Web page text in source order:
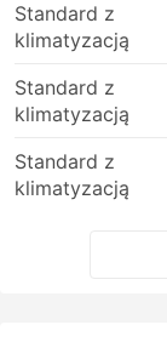
Standard z
klimatyzacją
Standard z
klimatyzacją
Standard z
klimatyzacją